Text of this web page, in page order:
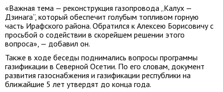
«Важная тема — реконструкция газопровода „Калух —
Дзинага“, который обеспечит голубым топливом горную
часть Ирафского района. Обратился к Алексею Борисовичу с
просьбой о содействии в скорейшем решении этого
вопроса», — добавил он.
Также в ходе беседы поднимались вопросы программы
газификации в Северной Осетии. По его словам, документ
развития газоснабжения и газификации республики на
ближайшие 5 лет утвердят до конца года.